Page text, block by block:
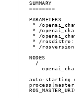
SUMMARY
========
PARAMETERS
* /
* /
* /
* /rosdistro :
* /rosversion
NODES
/
auto-starting